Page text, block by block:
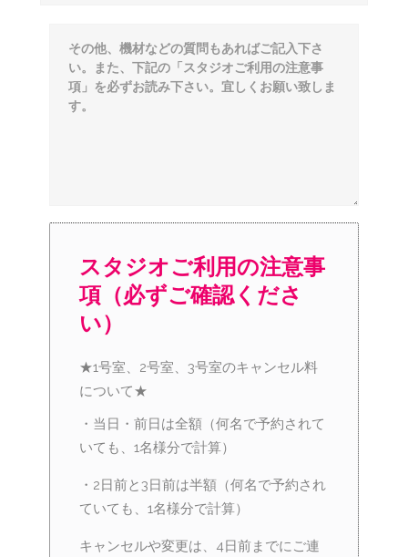
スタジオご利用の注意事
項（必ずご確認くださ
い）
★1号室、2号室、3号室のキャンセル料
について★
・当日・前日は全額（何名で予約されて
いても、1名様分で計算）
・2日前と3日前は半額（何名で予約され
ていても、1名様分で計算）
キャンセルや変更は、4日前までにご連